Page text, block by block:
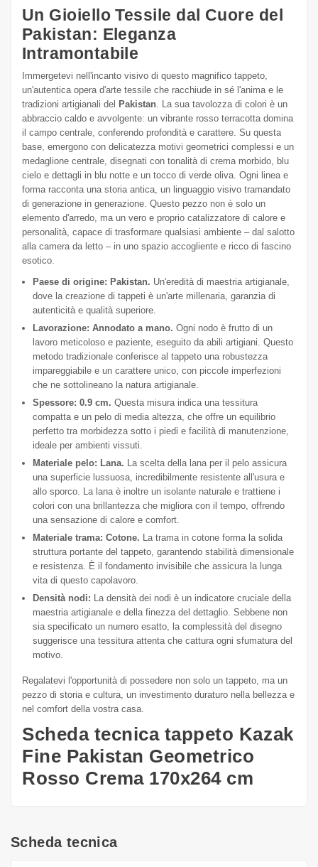
Un Gioiello Tessile dal Cuore del
Pakistan: Eleganza
Intramontabile
Immergetevi nell'incanto visivo di questo magnifico tappeto,
un'autentica opera d'arte tessile che racchiude in sé l'anima e le
tradizioni artigianali del Pakistan . La sua tavolozza di colori è un
abbraccio caldo e avvolgente: un vibrante rosso terracotta domina
il campo centrale, conferendo profondità e carattere. Su questa
base, emergono con delicatezza motivi geometrici complessi e un
medaglione centrale, disegnati con tonalità di crema morbido, blu
cielo e dettagli in blu notte e un tocco di verde oliva. Ogni linea e
forma racconta una storia antica, un linguaggio visivo tramandato
di generazione in generazione. Questo pezzo non è solo un
elemento d'arredo, ma un vero e proprio catalizzatore di calore e
personalità, capace di trasformare qualsiasi ambiente – dal salotto
alla camera da letto – in uno spazio accogliente e ricco di fascino
esotico.
Paese di origine: Pakistan. Un'eredità di maestria artigianale,
dove la creazione di tappeti è un'arte millenaria, garanzia di
autenticità e qualità superiore.
Lavorazione: Annodato a mano. Ogni nodo è frutto di un
lavoro meticoloso e paziente, eseguito da abili artigiani. Questo
metodo tradizionale conferisce al tappeto una robustezza
impareggiabile e un carattere unico, con piccole imperfezioni
che ne sottolineano la natura artigianale.
Spessore: 0.9 cm. Questa misura indica una tessitura
compatta e un pelo di media altezza, che offre un equilibrio
perfetto tra morbidezza sotto i piedi e facilità di manutenzione,
ideale per ambienti vissuti.
Materiale pelo: Lana. La scelta della lana per il pelo assicura
una superficie lussuosa, incredibilmente resistente all'usura e
allo sporco. La lana è inoltre un isolante naturale e trattiene i
colori con una brillantezza che migliora con il tempo, offrendo
una sensazione di calore e comfort.
Materiale trama: Cotone. La trama in cotone forma la solida
struttura portante del tappeto, garantendo stabilità dimensionale
e resistenza. È il fondamento invisibile che assicura la lunga
vita di questo capolavoro.
Densità nodi: La densità dei nodi è un indicatore cruciale della
maestria artigianale e della finezza del dettaglio. Sebbene non
sia specificato un numero esatto, la complessità del disegno
suggerisce una tessitura attenta che cattura ogni sfumatura del
motivo.
Regalatevi l'opportunità di possedere non solo un tappeto, ma un
pezzo di storia e cultura, un investimento duraturo nella bellezza e
nel comfort della vostra casa.
Scheda tecnica tappeto Kazak
Fine Pakistan Geometrico
Rosso Crema 170x264 cm
Scheda tecnica